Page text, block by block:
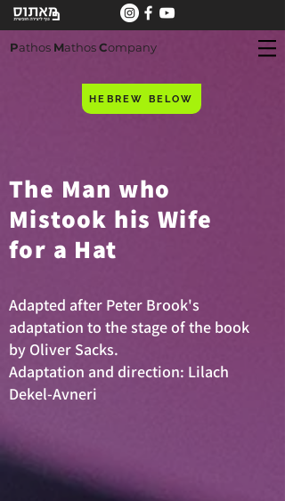
Pathos MathosCompany
HEBREW BELOW
The Man who
Mistook his Wife
for a Hat
Adapted after Peter Brook's
adaptation to the stage of the book
by Oliver Sacks.
Adaptation and direction: Lilach
Dekel-Avneri